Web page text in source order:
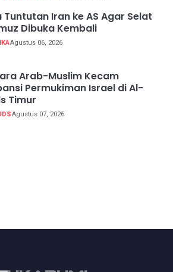
Tuntutan Iran ke AS Agar Selat
Dibuka Kembali
Agustus 06, 2026
Arab-Muslim Kecam
Permukiman Israel di Al-
Timur
Agustus 07, 2026